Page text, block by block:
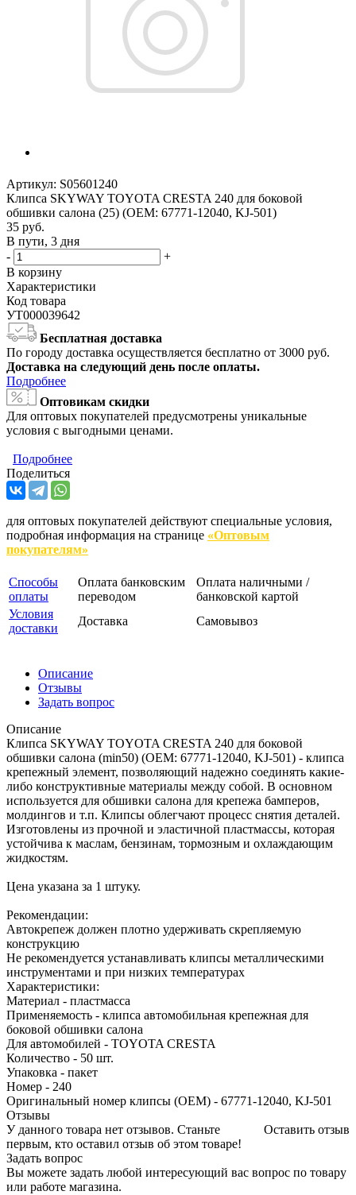
Артикул: S05601240
Клипса SKYWAY TOYOTA CRESTA 240 для боковой
обшивки салона (25) (OEM: 67771-12040, KJ-501)
35 руб.
В пути, 3 дня
-
+
В корзину
Характеристики
Код товара
УТ000039642
Бесплатная доставка
По городу доставка осуществляется бесплатно от 3000 руб.
Доставка на следующий день после оплаты.
Подробнее
Оптовикам скидки
Для оптовых покупателей предусмотрены уникальные
условия с выгодными ценами.
Подробнее
Поделиться
для оптовых покупателей действуют специальные условия,
подробная информация на странице «Оптовым
покупателям»
Способы
оплаты
Оплата банковским
переводом
Оплата наличными /
банковской картой
Условия
доставки
Доставка Самовывоз
Описание
Отзывы
Задать вопрос
Описание
Клипса SKYWAY TOYOTA CRESTA 240 для боковой
обшивки салона (min50) (OEM: 67771-12040, KJ-501) - клипса
крепежный элемент, позволяющий надежно соединять какие-
либо конструктивные материалы между собой. В основном
используется для обшивки салона для крепежа бамперов,
молдингов и т.п. Клипсы облегчают процесс снятия деталей.
Изготовлены из прочной и эластичной пластмассы, которая
устойчива к маслам, бензинам, тормозным и охлаждающим
жидкостям.
Цена указана за 1 штуку.
Рекомендации:
Автокрепеж должен плотно удерживать скрепляемую
конструкцию
Не рекомендуется устанавливать клипсы металлическими
инструментами и при низких температурах
Характеристики:
Материал - пластмасса
Применяемость - клипса автомобильная крепежная для
боковой обшивки салона
Для автомобилей - TOYOTA CRESTA
Количество - 50 шт.
Упаковка - пакет
Номер - 240
Оригинальный номер клипсы (OEM) - 67771-12040, KJ-501
Отзывы
Оставить отзыв
У данного товара нет отзывов. Станьте
первым, кто оставил отзыв об этом товаре!
Задать вопрос
Вы можете задать любой интересующий вас вопрос по товару
или работе магазина.